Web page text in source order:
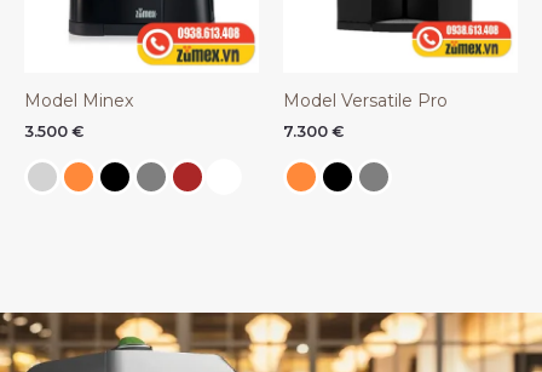
Model Minex
3.500 €
Model Versatile Pro
7.300 €